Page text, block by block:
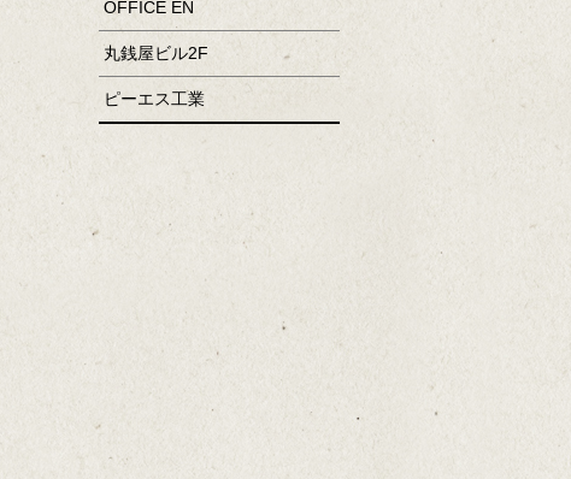
OFFICE EN
丸銭屋ビル2F
ピーエス工業